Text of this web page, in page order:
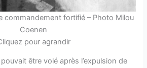
commandement fortifié – Photo Milou
Coenen
pour agrandir
être volé après l’expulsion de